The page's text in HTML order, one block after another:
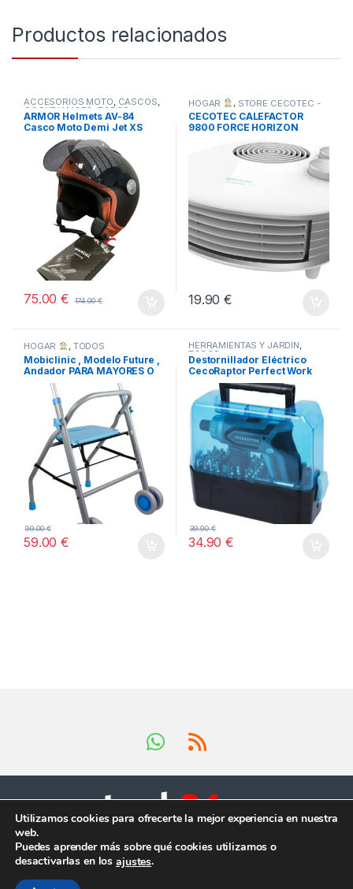
Productos relacionados
ACCESORIOS MOTO, CASCOS,
COCHE Y MOTO ,TODOS
ARMOR Helmets AV-84
Casco Moto Demi Jet XS
75.00€ 174.00€
HOGAR , STORE CECOTEC -
DISTRIBUIDOR OFICIAL
,
TODOS
CECOTEC CALEFACTOR
9800 FORCE HORIZON
19.90€
HOGAR , TODOS
Mobiclinic , Modelo Future ,
Andador PARA MAYORES O
MINUSVALIDOS
59.00€
99.00€
HERRAMIENTAS Y JARDÍN,
TODOS
Destornillador Eléctrico
CecoRaptor Perfect Work
360 Advance.
34.90€
39.90€
Tienes preguntas ?
¡Llámanos en horario
Utilizamos cookies para ofrecerte la mejor experiencia en nuestra
web.
Puedes aprender más sobre qué cookies utilizamos o
desactivarlas en losajustes.